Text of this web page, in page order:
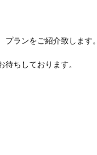
ランをご紹介致します。
ちしております。